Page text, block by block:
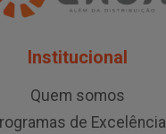
Institucional
Quem somos
de Excelência